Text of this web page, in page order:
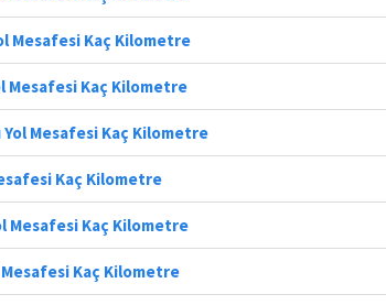
Mesafesi Kaç Kilometre
Mesafesi Kaç Kilometre
Yol Mesafesi Kaç Kilometre
Kaç Kilometre
Mesafesi Kaç Kilometre
Mesafesi Kaç Kilometre